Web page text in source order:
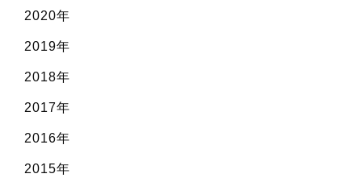
2020年
2019年
2018年
2017年
2016年
2015年